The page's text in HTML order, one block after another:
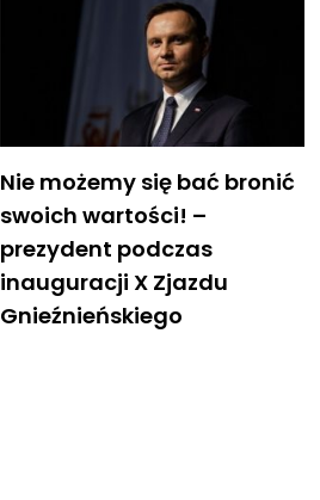
Nie możemy się bać bronić
swoich wartości! –
prezydent podczas
inauguracji X Zjazdu
Gnieźnieńskiego